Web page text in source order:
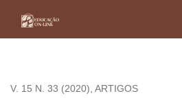
V. 15 N. 33 (2020), ARTIGOS